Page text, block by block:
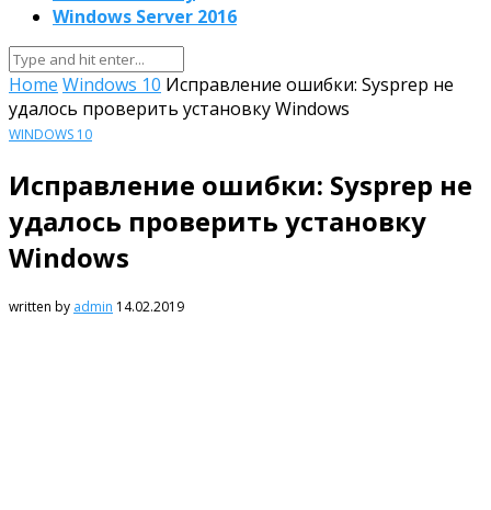
Windows Server 2016
Home Windows 10 Исправление ошибки: Sysprep не
удалось проверить установку Windows
WINDOWS 10
Исправление ошибки: Sysprep не
удалось проверить установку
Windows
written by admin 14.02.2019